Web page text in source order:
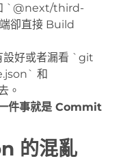
`@next/third-
卻直接 Build
好或者漏看 `git
和
。
件事就是 Commit
的混亂